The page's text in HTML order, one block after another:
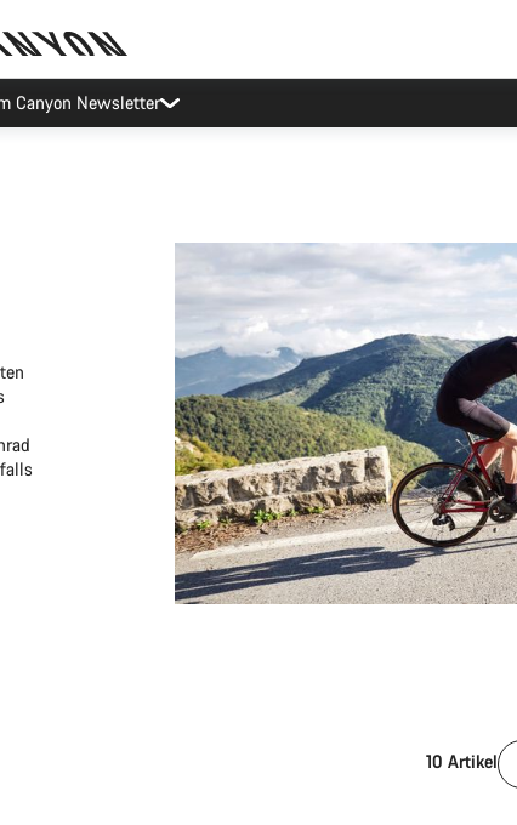
Canyon Newsletter
10 Artikel